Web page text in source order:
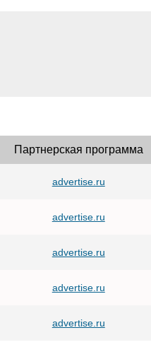
Партнерская программа
advertise.ru
advertise.ru
advertise.ru
advertise.ru
advertise.ru